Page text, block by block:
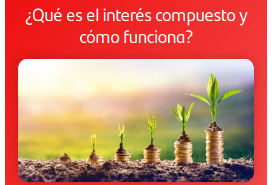
¿Qué es el interés compuesto y
cómo funciona?